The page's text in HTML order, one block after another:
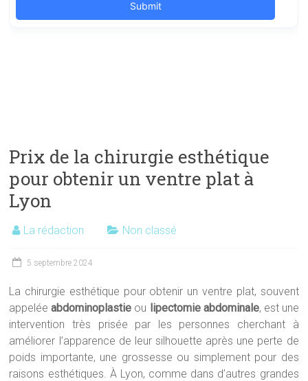
Prix de la chirurgie esthétique
pour obtenir un ventre plat à
Lyon
La rédaction Non classé
5 septembre 2024
La chirurgie esthétique pour obtenir un ventre plat, souvent
appeléeabdominoplastie ou lipectomie abdominale, est une
intervention très prisée par les personnes cherchant à
améliorer l’apparence de leur silhouette après une perte de
poids importante, une grossesse ou simplement pour des
raisons esthétiques. À Lyon, comme dans d’autres grandes